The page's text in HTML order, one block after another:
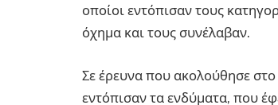
οποίοι εντόπισαν τους
όχημα και τους συνέλαβαν.
Σε έρευνα που ακολούθησε
εντόπισαν τα ενδύματα, που